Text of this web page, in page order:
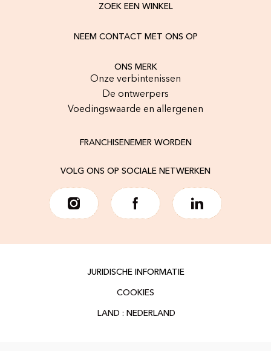
ZOEK EEN WINKEL
NEEM CONTACT MET ONS OP
ONS MERK
Onze verbintenissen
De ontwerpers
Voedingswaarde en allergenen
FRANCHISENEMER WORDEN
VOLG ONS OP SOCIALE NETWERKEN
JURIDISCHE INFORMATIE
COOKIES